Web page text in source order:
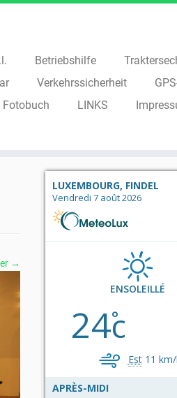
Betriebshilfe
Verkehrssicherheit
Fotobuch LINKS
→
LUXEMBOURG, FINDEL
Vendredi 7 août 2026
ENSOLEILLÉ
24c
Est11
APRÈS-MIDI